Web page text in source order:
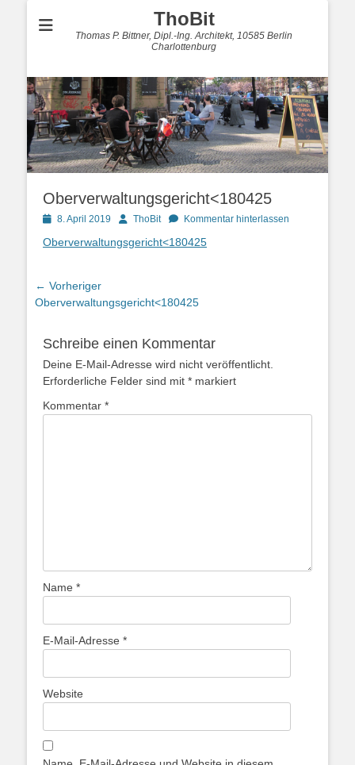
ThoBit
Thomas P. Bittner, Dipl.-Ing. Architekt, 10585 Berlin
Charlottenburg
Oberverwaltungsgericht<180425
Posted8. April 2019 AutorThoBit Kommentar hinterlassen
Oberverwaltungsgericht<180425
Beitragsnavigation
← Vorheriger
Vorheriger
Oberverwaltungsgericht<180425
Schreibe einen Kommentar
Deine E-Mail-Adresse wird nicht veröffentlicht.
Erforderliche Felder sind mit * markiert
Kommentar *
Name *
E-Mail-Adresse *
Website